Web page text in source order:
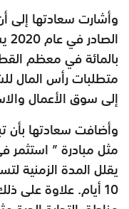
وأشارت سعادتها إلى
بالمائة في معظم
متطلبات رأس المال
إلى سوق الأعمال
وأضافت سعادتها بأن
مثل مبادرة ” استثمر
يقلل المدة الزمنية
10 أيام. علاوة